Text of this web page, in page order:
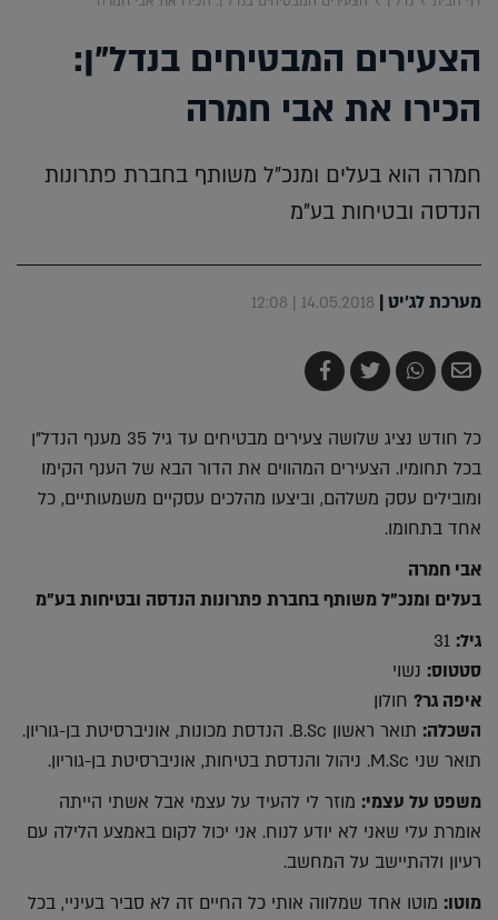
הצעירים המבטיחים בנדל"ן:
הכירו את אבי חמרה
חמרה הוא בעלים ומנכ"ל משותף בחברת פתרונות
הנדסה ובטיחות בע"מ
מערכת לג'יט|
14.05.2018 | 12:08
שלח
בדואר
שתף
ב-
צייץ
ב-
שתף
ב-
כל חודש נציג שלושה צעירים מבטיחים עד גיל 35 מענף הנדל"ן
בכל תחומיו. הצעירים המהווים את הדור הבא של הענף הקימו
ומובילים עסק משלהם, וביצעו מהלכים עסקיים משמעותיים, כל
אחד בתחומו.
אבי חמרה
בעלים ומנכ"ל משותף בחברת פתרונות הנדסה ובטיחות בע"מ
גיל:
סטטוס: נשוי
איפה גר? חולון
השכלה:
תואר ראשון B.Sc. הנדסת מכונות, אוניברסיטת בן-גוריון.
תואר שני M.Sc. ניהול והנדסת בטיחות, אוניברסיטת בן-גוריון.
משפט על עצמי: מוזר לי להעיד על עצמי אבל אשתי הייתה
אומרת עלי שאני לא יודע לנוח. אני יכול לקום באמצע הלילה עם
רעיון ולהתיישב על המחשב.
מוטו: מוטו אחד שמלווה אותי כל החיים זה לא סביר בעיניי, בכל